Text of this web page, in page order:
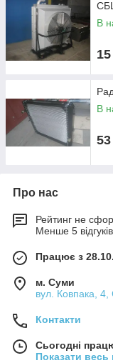
Продаж
Теплообмінник
― Теплообмінник
― Охолоджувач
― Охолоджувач
змієвикові;
пластинчасті;
спіральні;
опалювальні
рідинно-
Крім того, що ми
також проводимо
В
В
Про нас
Рейтинг не
Менше 5
Працює з
м. Суми
вул. Ковпака, 4,
Контакти
Сьогодні
Показати весь